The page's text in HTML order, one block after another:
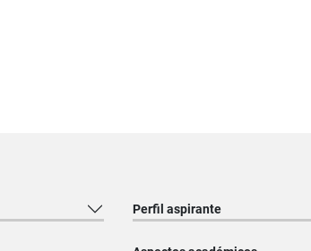
Perfil aspirante